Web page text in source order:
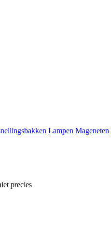
Lampen Mageneten
precies